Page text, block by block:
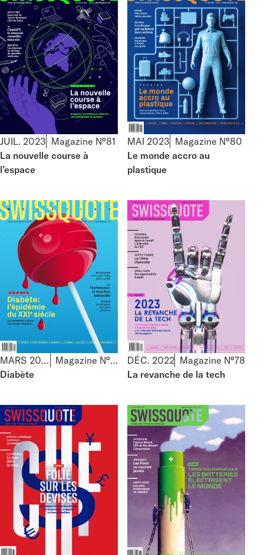
JUIL. 2023 Magazine N°81
La nouvelle course à
l’espace
MAI 2023 Magazine N°80
Le monde accro au
plastique
MARS 2023
Magazine N°79
Diabète
DÉC. 2022 Magazine N°78
La revanche de la tech